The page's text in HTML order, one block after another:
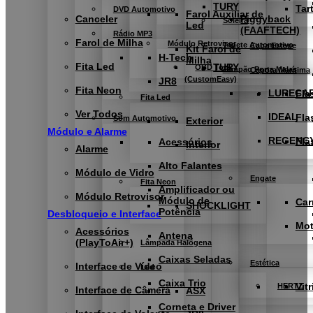
Canceler
Farol de Milha
Fita Led
Fita Neon
Ver Todos
Módulo e Alarme
Alarme
Módulo de Vidro
Módulo Retrovisor
Desbloqueio e Interface
Acessórios
(PlayToAir+)
Interface de Vídeo
Interface de Câmera
DVD Automotivo
Rádio MP3
H-Tech
JR8
Som Automotivo
Acessórios
Alto Falantes
Amplificador ou
Módulo de
Potência
Antena
Caixas Seladas
Caixa Trio
Corneta e Driver
Farol Auxiliar de
Led
Kit Farol de
Milha
Fita Led
Exterior
Interior
Fita Neon
SHOCKLIGHT
Lâmpada Halógena
Led
ASX
TURY
Módulo Retrovisor
TURY
Piggyback
(FAAFTECH)
OBD Tool
(CustomEasy)
Soleira
Tapete Automotivo
Tampão Porta Malas
IDEAL
Capa Estepe
Capota Marítima
Engate
Estética
HERTZ